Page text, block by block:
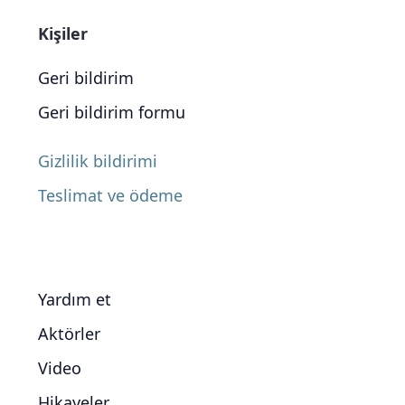
Kişiler
Geri bildirim
Geri bildirim formu
Gizlilik bildirimi
Teslimat ve ödeme
Yardım et
Aktörler
Video